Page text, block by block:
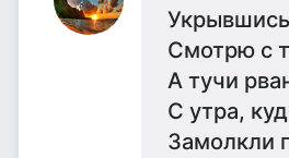
Смотрю с
А тучи
С утра,
Замолкли